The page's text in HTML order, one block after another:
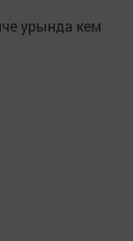
урында кем